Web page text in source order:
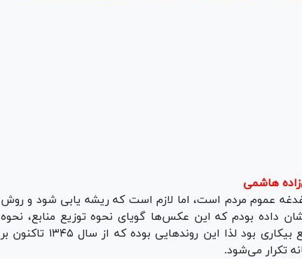
عموم مردم است، اما لازم است که ریشه یابی شود و روش
داده بودم که این عکس‌ها گویای نحوه توزیع منابع، نحوه
درآمد، عدم توازن سراسری کشور، نحوه توزیع بیکاری بود لذا این روند‌هایی بوده که از سال ۱۳۴۵ تاکنون بر
تکرار می‌شود.